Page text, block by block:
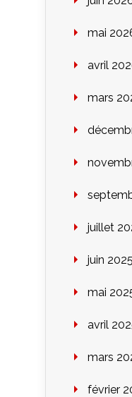
mai
avril
mars
juillet
juin 2025
mai
avril
mars
février